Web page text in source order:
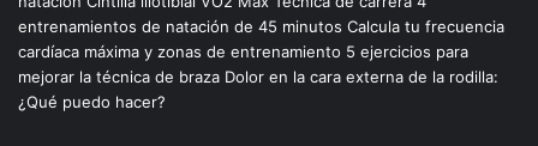
o
b
g
k
entrenamientos de natación de 45 minutos Calcula tu frecuencia
cardíaca máxima y zonas de entrenamiento 5 ejercicios para
mejorar la técnica de braza Dolor en la cara externa de la rodilla:
¿Qué puedo hacer?